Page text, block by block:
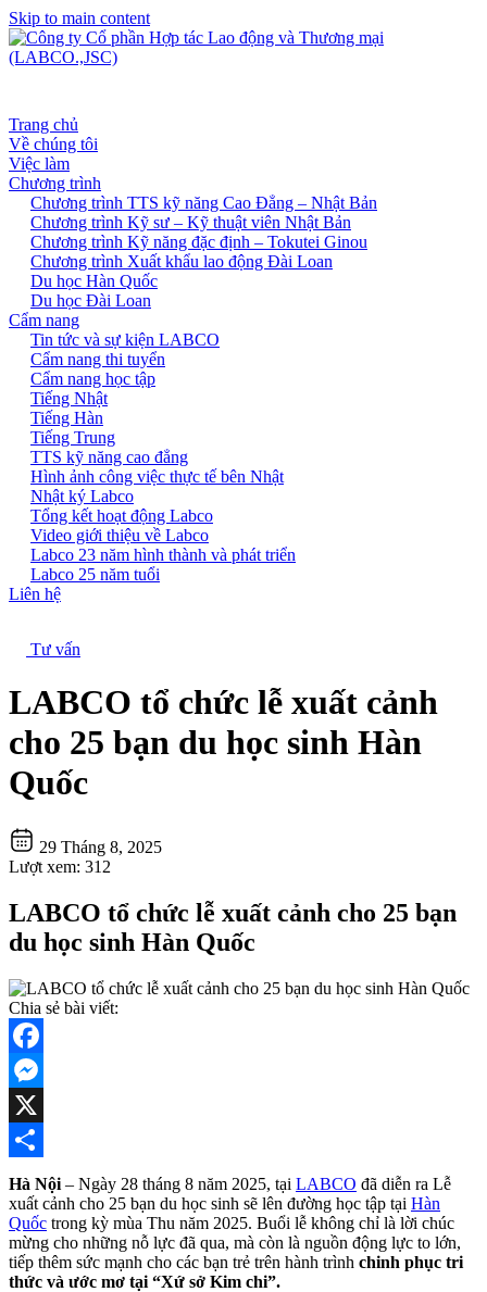
Skip to main content
Trang chủ
Về chúng tôi
Việc làm
Chương trình
Chương trình TTS kỹ năng Cao Đẳng – Nhật Bản
Chương trình Kỹ sư – Kỹ thuật viên Nhật Bản
Chương trình Kỹ năng đặc định – Tokutei Ginou
Chương trình Xuất khẩu lao động Đài Loan
Du học Hàn Quốc
Du học Đài Loan
Cẩm nang
Tin tức và sự kiện LABCO
Cẩm nang thi tuyển
Cẩm nang học tập
Tiếng Nhật
Tiếng Hàn
Tiếng Trung
TTS kỹ năng cao đẳng
Hình ảnh công việc thực tế bên Nhật
Nhật ký Labco
Tổng kết hoạt động Labco
Video giới thiệu về Labco
Labco 23 năm hình thành và phát triển
Labco 25 năm tuổi
Liên hệ
Tư vấn
LABCO tổ chức lễ xuất cảnh
cho 25 bạn du học sinh Hàn
Quốc
29 Tháng 8, 2025
Lượt xem: 312
LABCO tổ chức lễ xuất cảnh cho 25 bạn
du học sinh Hàn Quốc
Chia sẻ bài viết:
Facebook
Messenger
X
Share
Hà Nội – Ngày 28 tháng 8 năm 2025, tại LABCO đã diễn ra Lễ
xuất cảnh cho 25 bạn du học sinh sẽ lên đường học tập tại Hàn
Quốc trong kỳ mùa Thu năm 2025. Buổi lễ không chỉ là lời chúc
mừng cho những nỗ lực đã qua, mà còn là nguồn động lực to lớn,
tiếp thêm sức mạnh cho các bạn trẻ trên hành trình chinh phục tri
thức và ước mơ tại “Xứ sở Kim chi”.